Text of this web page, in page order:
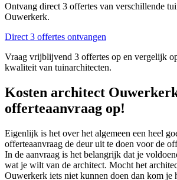
Ontvang direct 3 offertes van verschillende
Ouwerkerk.
Direct 3 offertes ontvangen
Vraag vrijblijvend 3 offertes op en vergelijk
kwaliteit van tuinarchitecten.
Kosten architect
offerteaanvraag op!
Eigenlijk is het over het algemeen een heel
offerteaanvraag de deur uit te doen voor de
In de aanvraag is het belangrijk dat je
wat je wilt van de architect. Mocht het
Ouwerkerk iets niet kunnen doen dan kom je